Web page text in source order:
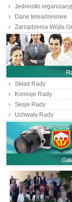
Jednostki
Dane teleadresowe
Zarządzenia Wójta
Skład Rady
Komisje Rady
Sesje Rady
Uchwały Rady